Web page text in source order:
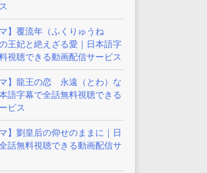
】覆流年（ふくりゅうね
王妃と絶えざる愛｜日本語字
視聴できる動画配信サービス
マ】龍王の恋 永遠（とわ）な
語字幕で全話無料視聴できる
ビス
】劉皇后の仰せのままに｜日
話無料視聴できる動画配信サ